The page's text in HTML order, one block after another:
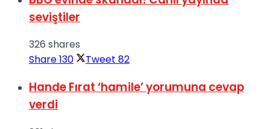
seviştiler
326 shares
Share130 Tweet 82
Hande Fırat ‘hamile’ yorumuna cevap
verdi